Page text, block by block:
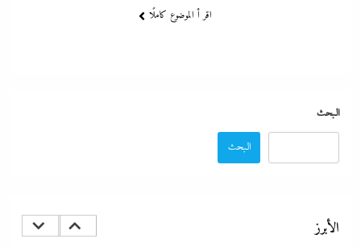
اقر أ الموضوع كاملًا
البحث
البحث
الأبرز